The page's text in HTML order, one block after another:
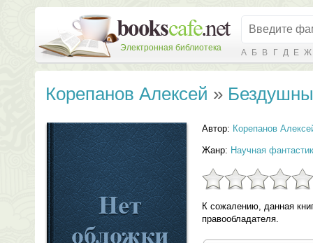
Электронная библиотека А Б В Г Д Е Ж
Корепанов Алексей »
Автор: Корепанов
Жанр: Научная
К сожалению, данная
правообладателя.